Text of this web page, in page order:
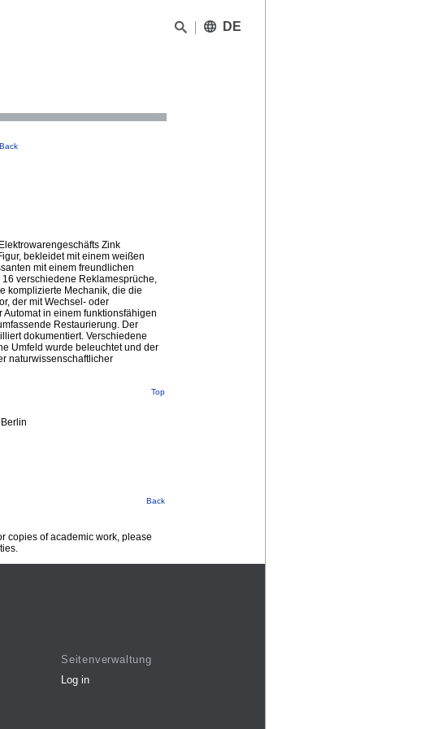
DE
Back
Zink
bekleidet mit einem weißen
mit einem freundlichen
verschiedene Reklamesprüche,
komplizierte Mechanik, die die
der mit Wechsel- oder
in einem funktionsfähigen
Restaurierung. Der
dokumentiert. Verschiedene
Umfeld wurde beleuchtet und der
naturwissenschaftlicher
Top
Back
copies of academic work, please
Seitenverwaltung
Log in